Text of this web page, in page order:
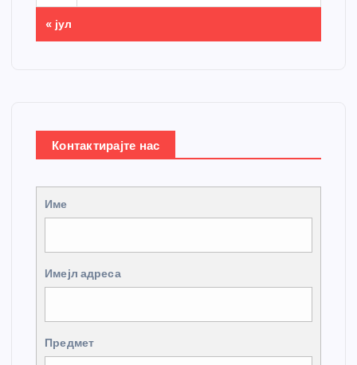
« јул
Контактирајте нас
Име
Имејл адреса
Предмет